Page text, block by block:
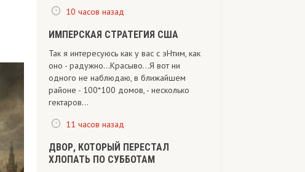
10 часов назад
ИМПЕРСКАЯ СТРАТЕГИЯ США
Так я интересуюсь как у вас с эНтим, как
оно - радужно...Красыво...Я вот ни
одного не наблюдаю, в ближайшем
районе - 100*100 домов, - несколько
гектаров...
11 часов назад
ДВОР, КОТОРЫЙ ПЕРЕСТАЛ
ХЛОПАТЬ ПО СУББОТАМ